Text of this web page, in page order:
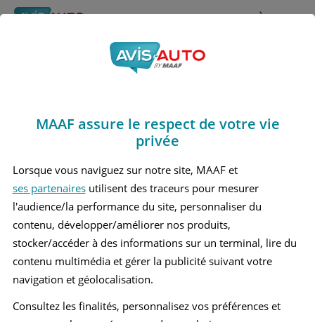
Rechercher À propos
Obtenir un devis d'assurance auto MAAF
Avis Honda Crz
HONDA CRZ 1 COUPÉ
Vous recherchez une
MAAF assure le respect de votre vie
privée
Lorsque vous naviguez sur notre site, MAAF et
ses partenairesutilisent des traceurs pour mesurer
l'audience/la performance du site, personnaliser du
contenu, développer/améliorer nos produits,
stocker/accéder à des informations sur un terminal, lire du
contenu multimédia et gérer la publicité suivant votre
navigation et géolocalisation.
Consultez les finalités, personnalisez vos préférences et